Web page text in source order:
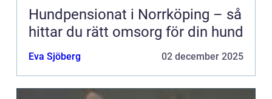
Hundpensionat i Norrköping – så
hittar du rätt omsorg för din hund
Eva Sjöberg 02 december 2025